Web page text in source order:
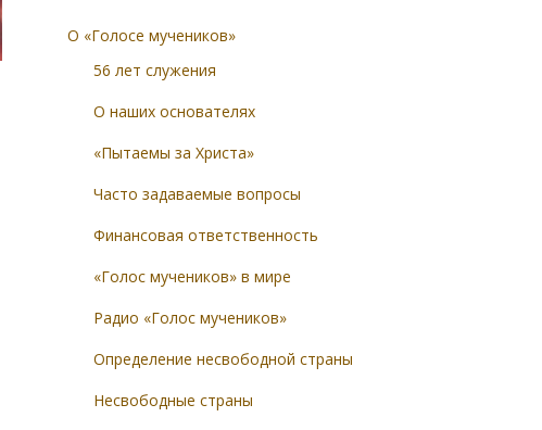
О «Голосе мучеников»
56 лет служения
О наших основателях
«Пытаемы за Христа»
Часто задаваемые вопросы
Финансовая ответственность
«Голос мучеников» в мире
Радио «Голос мучеников»
Определение несвободной страны
Несвободные страны